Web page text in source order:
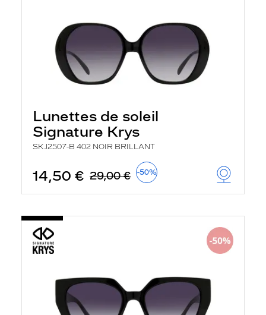
Lunettes de soleil
Signature Krys
SKJ2507-B 402 NOIR BRILLANT
14,50 € 29,00 € -50%